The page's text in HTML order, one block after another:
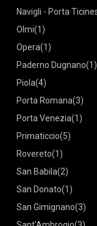
Navigli - Porta
Olmi(1)
Opera(1)
Paderno Dugnano(1)
Piola(4)
Porta Romana(3)
Porta Venezia(1)
Primaticcio(5)
Rovereto(1)
San Babila(2)
San Donato(1)
San Gimignano(3)